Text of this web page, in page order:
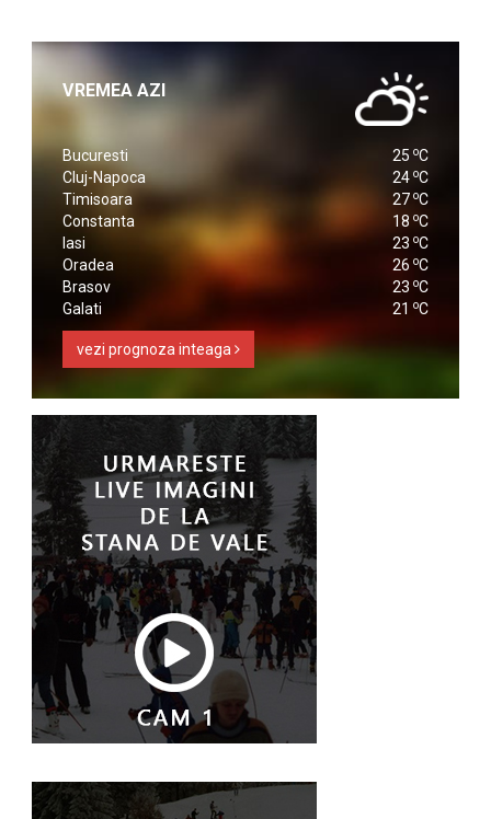
VREMEA AZI
Bucuresti 25 oC
Cluj-Napoca
24 oC
Timisoara
27 oC
Constanta
18 oC
Iasi
23 oC
Oradea
26 oC
Brasov
23 oC
Galati
21 oC
vezi prognoza inteaga